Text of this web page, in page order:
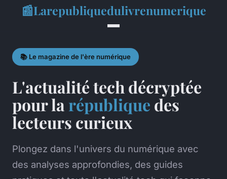
📰Larepubliquedulivrenumerique
📚 Le magazine de l'ère numérique
L'actualité tech décryptée
pour larépublique des
lecteurs curieux
Plongez dans l'univers du numérique avec
des analyses approfondies, des guides